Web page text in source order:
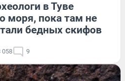
в Туве
моря, пока там не
бедных скифов
058 9